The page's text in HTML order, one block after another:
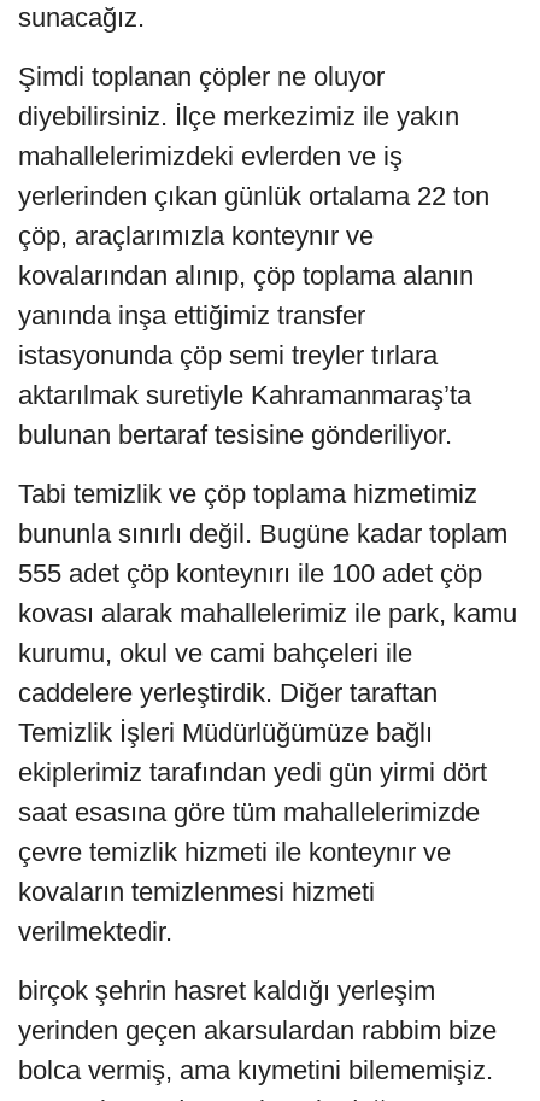
sunacağız.
Şimdi toplanan çöpler ne oluyor
diyebilirsiniz. İlçe merkezimiz ile yakın
mahallelerimizdeki evlerden ve iş
yerlerinden çıkan günlük ortalama 22 ton
çöp, araçlarımızla konteynır ve
kovalarından alınıp, çöp toplama alanın
yanında inşa ettiğimiz transfer
istasyonunda çöp semi treyler tırlara
aktarılmak suretiyle Kahramanmaraş’ta
bulunan bertaraf tesisine gönderiliyor.
Tabi temizlik ve çöp toplama hizmetimiz
bununla sınırlı değil. Bugüne kadar toplam
555 adet çöp konteynırı ile 100 adet çöp
kovası alarak mahallelerimiz ile park, kamu
kurumu, okul ve cami bahçeleri ile
caddelere yerleştirdik. Diğer taraftan
Temizlik İşleri Müdürlüğümüze bağlı
ekiplerimiz tarafından yedi gün yirmi dört
saat esasına göre tüm mahallelerimizde
çevre temizlik hizmeti ile konteynır ve
kovaların temizlenmesi hizmeti
verilmektedir.
birçok şehrin hasret kaldığı yerleşim
yerinden geçen akarsulardan rabbim bize
bolca vermiş, ama kıymetini bilememişiz.